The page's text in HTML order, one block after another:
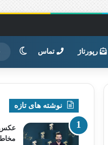
رپورتاژ تماس تغییر
نوشته های تازه
عکس